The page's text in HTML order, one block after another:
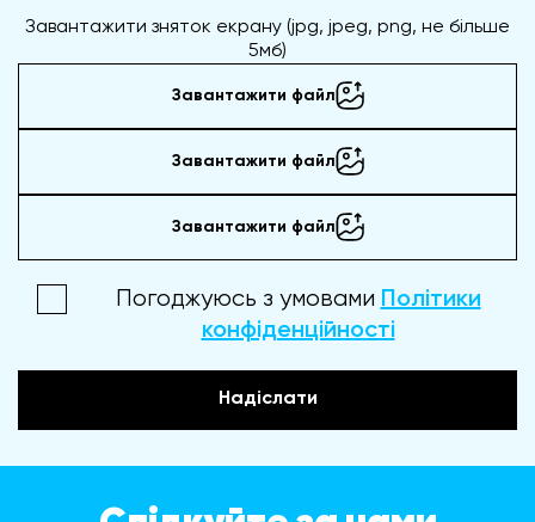
Завантажити зняток екрану (jpg, jpeg, png, не більше
5мб)
Завантажити файл
Завантажити файл
Завантажити файл
Погоджуюсь з умовами Політики
конфіденційності
Надіслати